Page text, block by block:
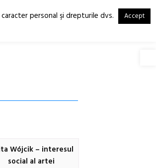
RO
EN
Wójcik – interesul
social al artei
personal şi drepturile dvs. Accept